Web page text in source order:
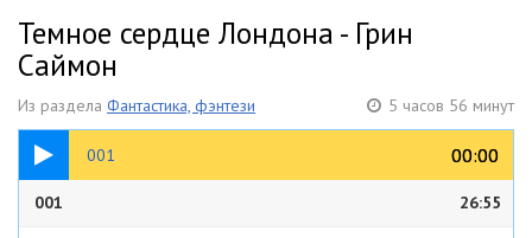
Темное сердце Лондона - Грин
Саймон
Из раздела Фантастика, фэнтези 5 часов 56 минут
001 00:00
00:00
26:55
001 26:55